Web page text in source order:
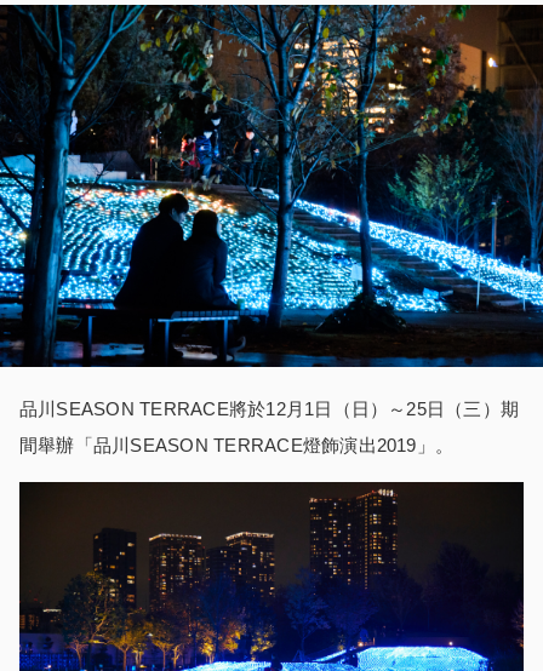
品川SEASON TERRACE將於12月1日（日）～25日（三）期
間舉辦「品川SEASON TERRACE燈飾演出2019」。